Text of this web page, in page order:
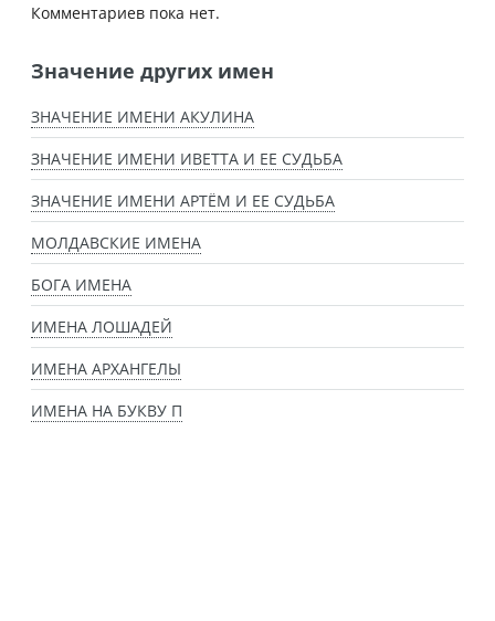
Комментариев пока нет.
Значение других имен
ЗНАЧЕНИЕ ИМЕНИ АКУЛИНА
ЗНАЧЕНИЕ ИМЕНИ ИВЕТТА И ЕЕ СУДЬБА
ЗНАЧЕНИЕ ИМЕНИ АРТЁМ И ЕЕ СУДЬБА
МОЛДАВСКИЕ ИМЕНА
БОГА ИМЕНА
ИМЕНА ЛОШАДЕЙ
ИМЕНА АРХАНГЕЛЫ
ИМЕНА НА БУКВУ П